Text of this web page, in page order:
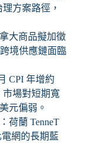
方案路徑，
大商品擬加徵
境供應鏈面臨
CPI 年增約
市場對短期寬
元偏弱。
：荷蘭 TenneT
電網的長期藍